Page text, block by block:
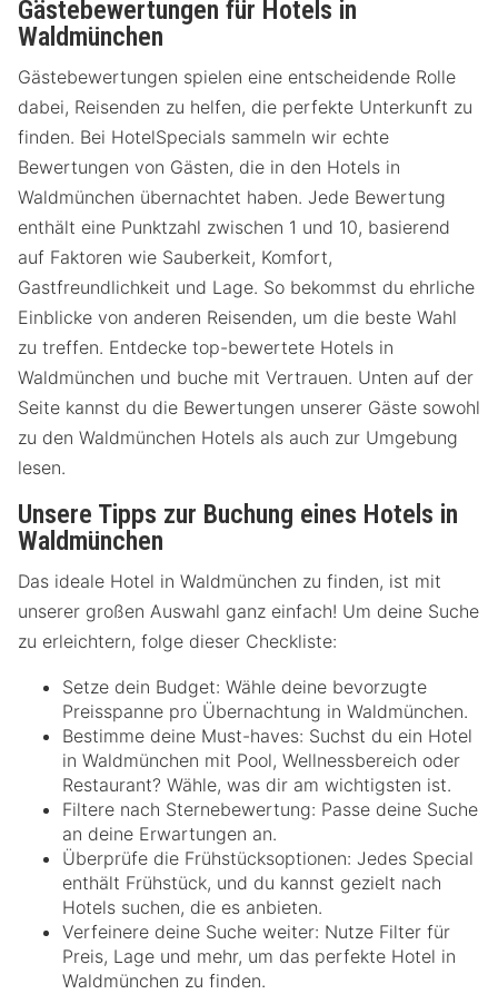
Gästebewertungen für Hotels in
Waldmünchen
Gästebewertungen spielen eine entscheidende Rolle
dabei, Reisenden zu helfen, die perfekte Unterkunft zu
finden. Bei HotelSpecials sammeln wir echte
Bewertungen von Gästen, die in den Hotels in
Waldmünchen übernachtet haben. Jede Bewertung
enthält eine Punktzahl zwischen 1 und 10, basierend
auf Faktoren wie Sauberkeit, Komfort,
Gastfreundlichkeit und Lage. So bekommst du ehrliche
Einblicke von anderen Reisenden, um die beste Wahl
zu treffen. Entdecke top-bewertete Hotels in
Waldmünchen und buche mit Vertrauen. Unten auf der
Seite kannst du die Bewertungen unserer Gäste sowohl
zu den Waldmünchen Hotels als auch zur Umgebung
lesen.
Unsere Tipps zur Buchung eines Hotels in
Waldmünchen
Das ideale Hotel in Waldmünchen zu finden, ist mit
unserer großen Auswahl ganz einfach! Um deine Suche
zu erleichtern, folge dieser Checkliste:
Setze dein Budget: Wähle deine bevorzugte
Preisspanne pro Übernachtung in Waldmünchen.
Bestimme deine Must-haves: Suchst du ein Hotel
in Waldmünchen mit Pool, Wellnessbereich oder
Restaurant? Wähle, was dir am wichtigsten ist.
Filtere nach Sternebewertung: Passe deine Suche
an deine Erwartungen an.
Überprüfe die Frühstücksoptionen: Jedes Special
enthält Frühstück, und du kannst gezielt nach
Hotels suchen, die es anbieten.
Verfeinere deine Suche weiter: Nutze Filter für
Preis, Lage und mehr, um das perfekte Hotel in
Waldmünchen zu finden.